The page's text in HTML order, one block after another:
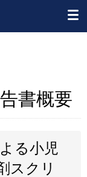
書概要
る小児
スクリ